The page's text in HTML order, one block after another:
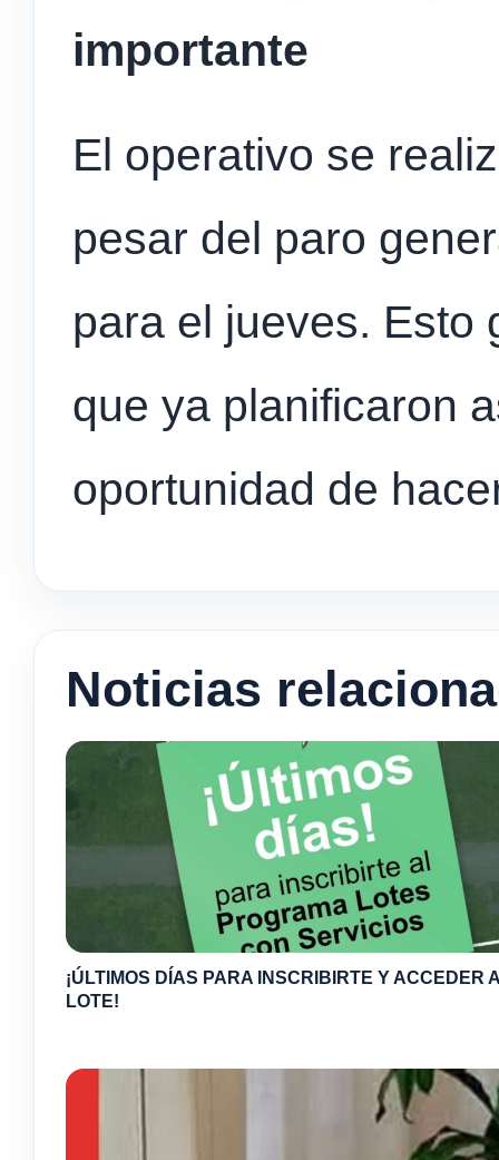
importante
El operativo se
pesar del paro
para el jueves. Esto
que ya planificaron
oportunidad de
Noticias
¡ÚLTIMOS DÍAS PARA INSCRIBIRTE Y ACCEDER
LOTE!